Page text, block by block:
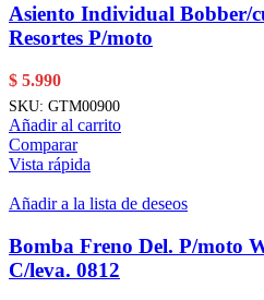
Asiento Individual Bobber/
Resortes P/moto
$ 5.990
SKU: GTM00900
Añadir al carrito
Comparar
Vista rápida
Añadir a la lista de deseos
Bomba Freno Del. P/moto
C/leva. 0812